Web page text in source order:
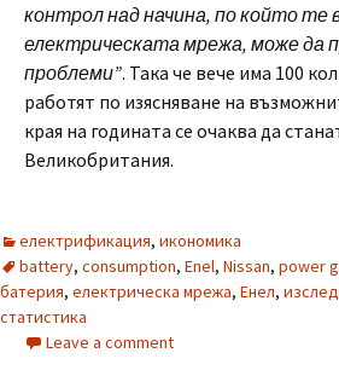
контрол над начина, по който те
електрическата мрежа, може да
проблеми”. Така че вече има 100
работят по изясняване на
края на годината се очаква да
Великобритания.
електрификация, икономика
battery, consumption, Enel, Nissan, power
батерия, електрическа мрежа, Енел,
статистика
Leave a comment